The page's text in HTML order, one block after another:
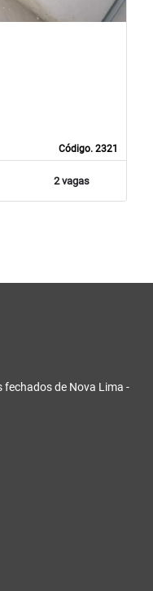
Código. 2321
2 vagas
de Nova Lima -